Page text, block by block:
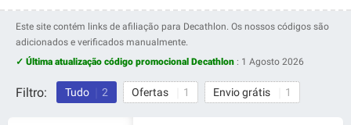
Este site contém links de afiliação para Decathlon. Os nossos códigos são
adicionados e verificados manualmente.
✓ Última atualização código promocional Decathlon : 1 Agosto 2026
Filtro: Tudo 2 Ofertas 1 Envio grátis 1